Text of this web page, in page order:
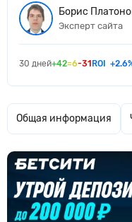
Борис
Эксперт сайта
30 дней+42=6-31 ROI
Общая информация